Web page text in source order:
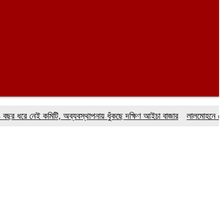
নেই কমিটি, অব্যবস্থাপনায় ধুঁকছে দক্ষিণ আইচা বাজার
লালমোহনে ফেয়ার